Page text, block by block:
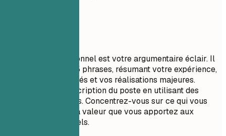
Un résumé professionnel est votre argumentaire éclair. Il
doit comporter 3 à 5 phrases, résumant votre expérience,
vos compétences clés et vos réalisations majeures.
Adaptez-le à la description du poste en utilisant des
mots-clés pertinents. Concentrez-vous sur ce qui vous
rend unique et sur la valeur que vous apportez aux
employeurs potentiels.